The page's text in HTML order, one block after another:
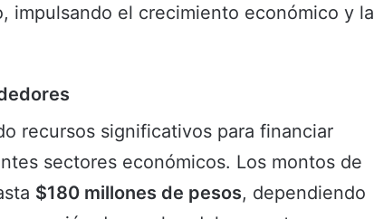
impulsando el crecimiento económico y la
recursos significativos para financiar
sectores económicos. Los montos de
$180 millones de pesos, dependiendo